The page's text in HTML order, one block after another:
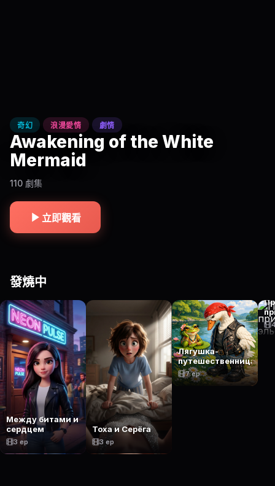
奇幻 浪漫愛情 劇情
Awakening of the White
Mermaid
110 劇集
立即觀看
發燒中
Между битами и
сердцем
3 ep
Тоха и Серёга
3 ep
Лягушка-
путешественница
7 ep